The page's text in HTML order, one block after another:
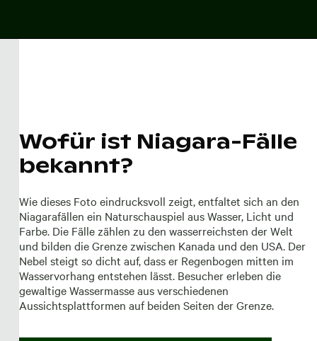
Wofür ist Niagara-Fälle
bekannt?
Wie dieses Foto eindrucksvoll zeigt, entfaltet sich an den
Niagarafällen ein Naturschauspiel aus Wasser, Licht und
Farbe. Die Fälle zählen zu den wasserreichsten der Welt
und bilden die Grenze zwischen Kanada und den USA. Der
Nebel steigt so dicht auf, dass er Regenbogen mitten im
Wasservorhang entstehen lässt. Besucher erleben die
gewaltige Wassermasse aus verschiedenen
Aussichtsplattformen auf beiden Seiten der Grenze.